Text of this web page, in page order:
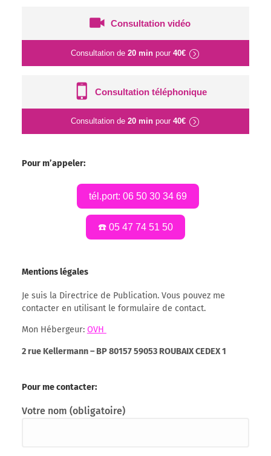
Consultation vidéo
Consultation de 20 min pour 40€
Consultation téléphonique
Consultation de 20 min pour 40€
Pour m’appeler:
tél.port: 06 50 30 34 69
☎️ 05 47 74 51 50
Mentions légales
Je suis la Directrice de Publication. Vous pouvez me
contacter en utilisant le formulaire de contact.
Mon Hébergeur: OVH
2 rue Kellermann – BP 80157 59053 ROUBAIX CEDEX 1
Pour me contacter:
Votre nom (obligatoire)